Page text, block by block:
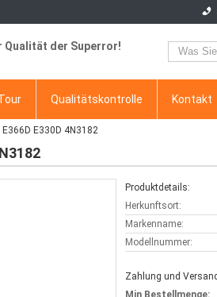
Qualität der Superror!
Qualitätskontrolle Kontakt
E330D 4N3182
Produktdetails:
Herkunftsort:
Markenname:
Modellnummer:
Zahlung und
Min Bestellmenge: